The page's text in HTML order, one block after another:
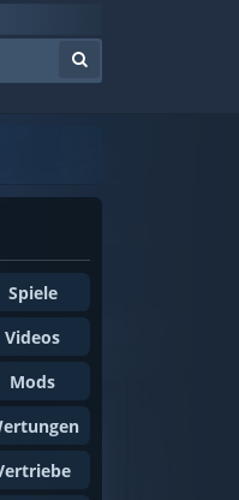
Spiele
Videos
Mods